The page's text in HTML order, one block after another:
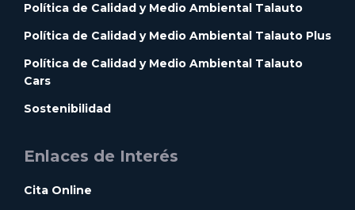
Política de Calidad y Medio Ambiental Talauto
Política de Calidad y Medio Ambiental Talauto Plus
Política de Calidad y Medio Ambiental Talauto
Cars
Sostenibilidad
Enlaces de Interés
Cita Online